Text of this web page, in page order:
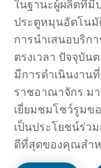
ในฐานะผู้ผลิตที่มี
ประตูหมุนอัตโนมั
การนำเสนอบริก
ตรงเวลา ปัจจุบัน
มีการดำเนินงาน
ราชอาณาจักร มา
เยี่ยมชมโชว์รูมข
เป็นประโยชน์ร่ว
ดีที่สุดของคุณสำ